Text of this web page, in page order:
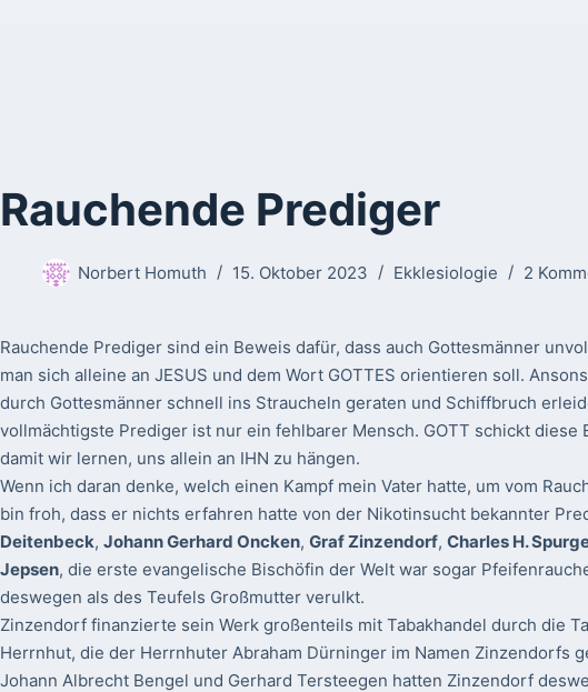
Rauchende Prediger
Norbert Homuth 15. Oktober 2023 Ekklesiologie 2
Rauchende Prediger sind ein Beweis dafür, dass auch Gottesmänner
man sich alleine an JESUS und dem Wort GOTTES orientieren soll.
durch Gottesmänner schnell ins Straucheln geraten und Schiffbruch
vollmächtigste Prediger ist nur ein fehlbarer Mensch. GOTT schickt diese
damit wir lernen, uns allein an IHN zu hängen.
Wenn ich daran denke, welch einen Kampf mein Vater hatte, um vom
bin froh, dass er nichts erfahren hatte von der Nikotinsucht bekannter
Deitenbeck, Johann Gerhard Oncken, Graf Zinzendorf, Charles H.
Jepsen, die erste evangelische Bischöfin der Welt war sogar
deswegen als des Teufels Großmutter verulkt.
Zinzendorf finanzierte sein Werk großenteils mit Tabakhandel durch die
Herrnhut, die der Herrnhuter Abraham Dürninger im Namen Zinzendorfs
Johann Albrecht Bengel und Gerhard Tersteegen hatten Zinzendorf